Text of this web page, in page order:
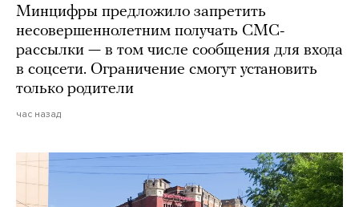
Минцифры предложило запретить
несовершеннолетним получать СМС-
рассылки — в том числе сообщения для входа
в соцсети. Ограничение смогут установить
только родители
час назад